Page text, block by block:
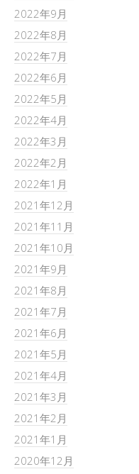
2022年9月
2022年8月
2022年7月
2022年6月
2022年5月
2022年4月
2022年3月
2022年2月
2022年1月
2021年12月
2021年11月
2021年10月
2021年9月
2021年8月
2021年7月
2021年6月
2021年5月
2021年4月
2021年3月
2021年2月
2021年1月
2020年12月